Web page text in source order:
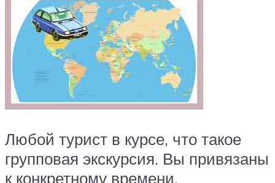
Любой турист в курсе, что такое
групповая экскурсия. Вы привязаны
к конкретному времени.